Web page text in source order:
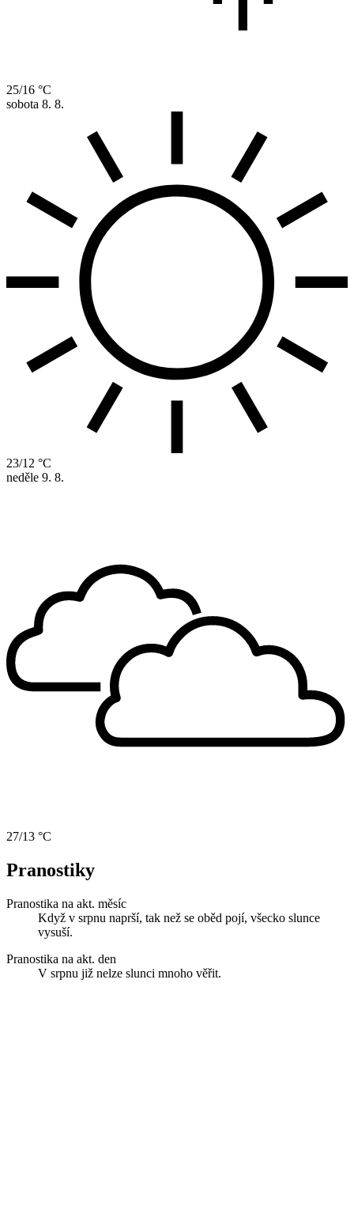
25/16 °C
sobota 8. 8.
23/12 °C
neděle 9. 8.
27/13 °C
Pranostiky
Pranostika na akt. měsíc
Když v srpnu naprší, tak než se oběd pojí, všecko slunce
vysuší.
Pranostika na akt. den
V srpnu již nelze slunci mnoho věřit.